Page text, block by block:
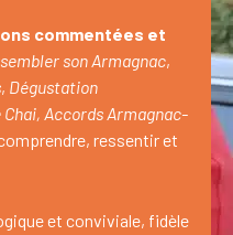
commentées et
son Armagnac,
, Dégustation
Chai, Accords Armagnac-
ressentir et
et conviviale, fidèle